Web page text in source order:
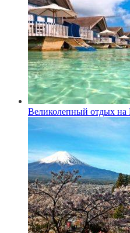
Великолепный отдых на